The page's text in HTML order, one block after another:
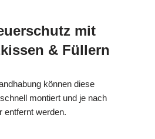
mit
& Füllern
können diese
montiert und je nach
entfernt werden.